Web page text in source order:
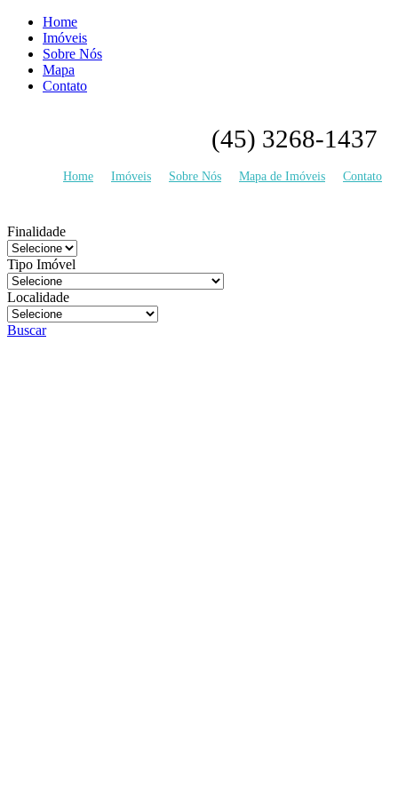
Home
Imóveis
Sobre Nós
Mapa
Contato
(45) 3268-1437
Home Imóveis Sobre Nós Mapa de Imóveis Contato
Finalidade
Tipo Imóvel
Localidade
Buscar